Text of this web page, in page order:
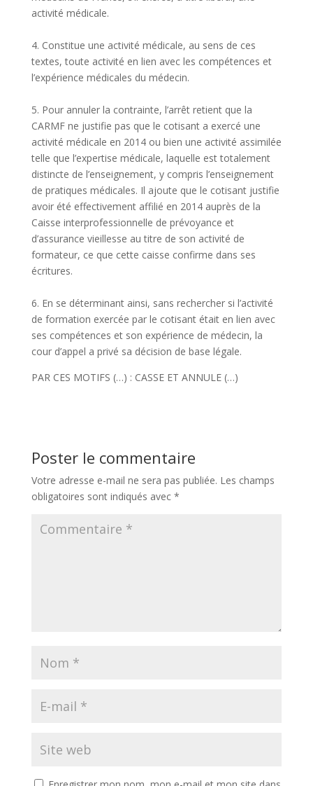
activité médicale.
4. Constitue une activité médicale, au sens de ces
textes, toute activité en lien avec les compétences et
l’expérience médicales du médecin.
5. Pour annuler la contrainte, l’arrêt retient que la
CARMF ne justifie pas que le cotisant a exercé une
activité médicale en 2014 ou bien une activité assimilée
telle que l’expertise médicale, laquelle est totalement
distincte de l’enseignement, y compris l’enseignement
de pratiques médicales. Il ajoute que le cotisant justifie
avoir été effectivement affilié en 2014 auprès de la
Caisse interprofessionnelle de prévoyance et
d’assurance vieillesse au titre de son activité de
formateur, ce que cette caisse confirme dans ses
écritures.
6. En se déterminant ainsi, sans rechercher si l’activité
de formation exercée par le cotisant était en lien avec
ses compétences et son expérience de médecin, la
cour d’appel a privé sa décision de base légale.
PAR CES MOTIFS (…) : CASSE ET ANNULE (…)
Poster le commentaire
Votre adresse e-mail ne sera pas publiée. Les champs
obligatoires sont indiqués avec *